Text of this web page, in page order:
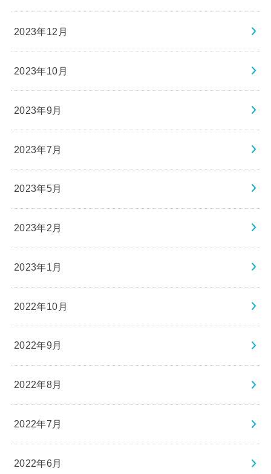
2023年12月
2023年10月
2023年9月
2023年7月
2023年5月
2023年2月
2023年1月
2022年10月
2022年9月
2022年8月
2022年7月
2022年6月